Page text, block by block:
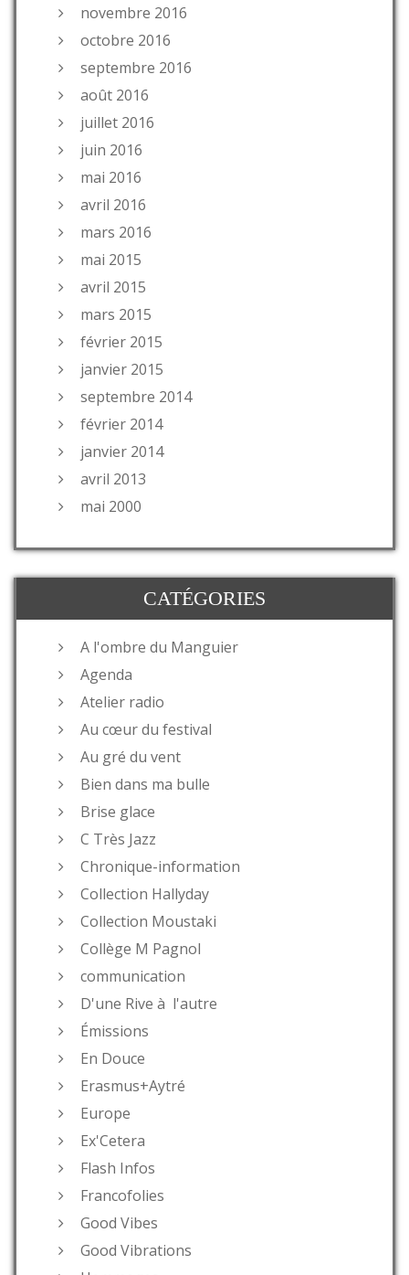
novembre 2016
octobre 2016
septembre 2016
août 2016
juillet 2016
juin 2016
mai 2016
avril 2016
mars 2016
mai 2015
avril 2015
mars 2015
février 2015
janvier 2015
septembre 2014
février 2014
janvier 2014
avril 2013
mai 2000
CATÉGORIES
A l'ombre du Manguier
Agenda
Atelier radio
Au cœur du festival
Au gré du vent
Bien dans ma bulle
Brise glace
C Très Jazz
Chronique-information
Collection Hallyday
Collection Moustaki
Collège M Pagnol
communication
D'une Rive à l'autre
Émissions
En Douce
Erasmus+Aytré
Europe
Ex'Cetera
Flash Infos
Francofolies
Good Vibes
Good Vibrations